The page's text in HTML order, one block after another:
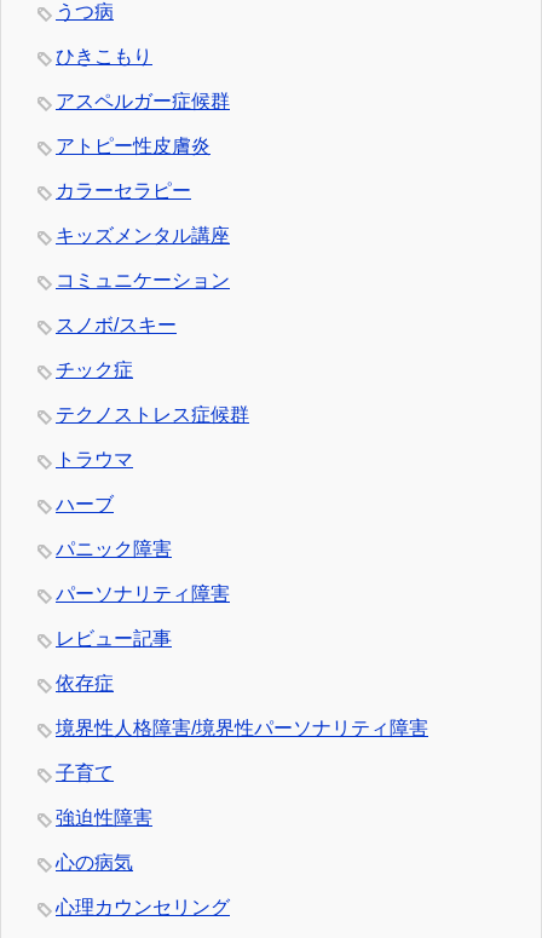
うつ病
ひきこもり
アスペルガー症候群
アトピー性皮膚炎
カラーセラピー
キッズメンタル講座
コミュニケーション
スノボ/スキー
チック症
テクノストレス症候群
トラウマ
ハーブ
パニック障害
パーソナリティ障害
レビュー記事
依存症
境界性人格障害/境界性パーソナリティ障害
子育て
強迫性障害
心の病気
心理カウンセリング